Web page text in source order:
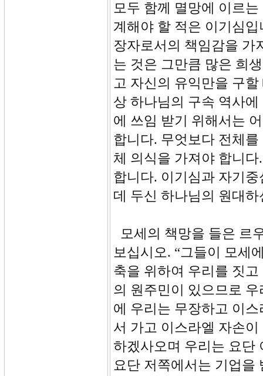
모두 함께 멸망에 이르
계해야 할 적은 이기심
장자로서의 책임감을 가
는 것은 그만큼 많은 희
고 자신의 유익만을 구
상 하나님의 구속 역사
에 쓰임 받기 위해서는
합니다. 무엇보다 전체
체 의식을 가져야 합니
합니다. 이기심과 자기
데 두신 하나님의 원대
모세의 책망을 들은 르
보십시오. “그들이 모세
축을 위하여 우리를 짓
의 원주민이 있으므로
에 우리는 무장하고 이
서 가고 이스라엘 자손
하겠사오며 우리는 요단
요단 저쪽에서는 기업을